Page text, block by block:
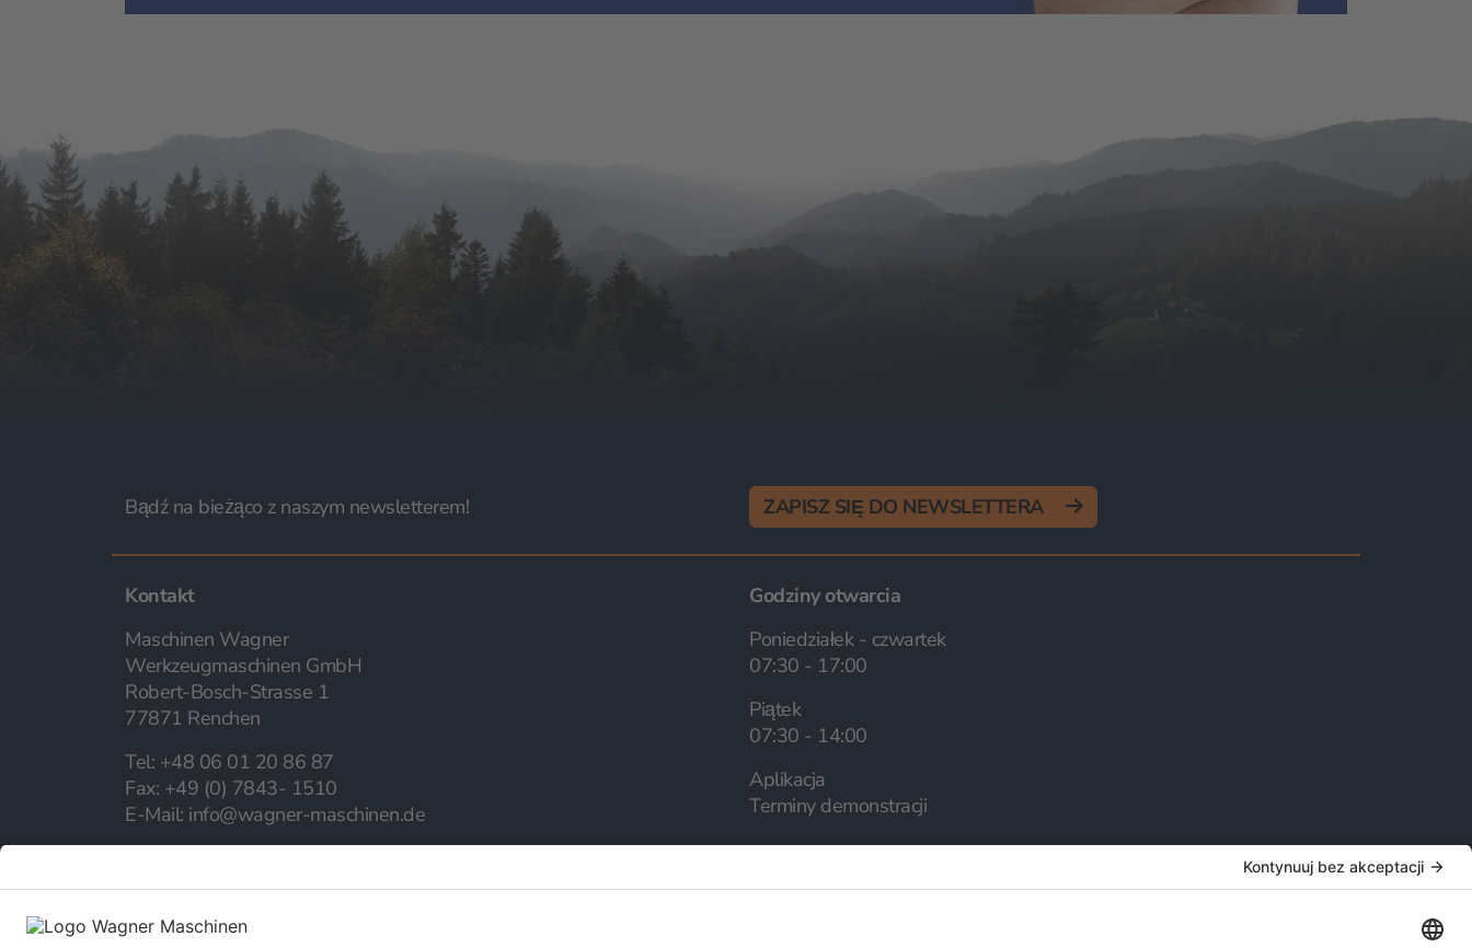
Bądź na bieżąco z naszym newsletterem! ZAPISZ SIĘ DO NEWSLETTERA
Kontakt
Maschinen Wagner
Werkzeugmaschinen GmbH
Robert-Bosch-Strasse 1
77871 Renchen
Tel: +48 06 01 20 86 87
Fax: +49 (0) 7843- 1510
E-Mail: info@wagner-maschinen.de
Godziny otwarcia
Poniedziałek - czwartek
07:30 - 17:00
Piątek
07:30 - 14:00
Aplikacja
Terminy demonstracji
Kariera
Polski